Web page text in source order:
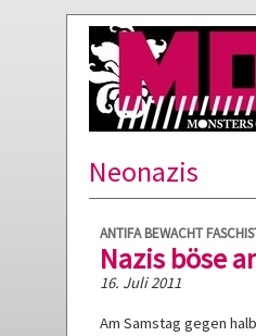
Neonazis
ANTIFA BEWACHT
Nazis böse
16. Juli 2011
Am Samstag gegen